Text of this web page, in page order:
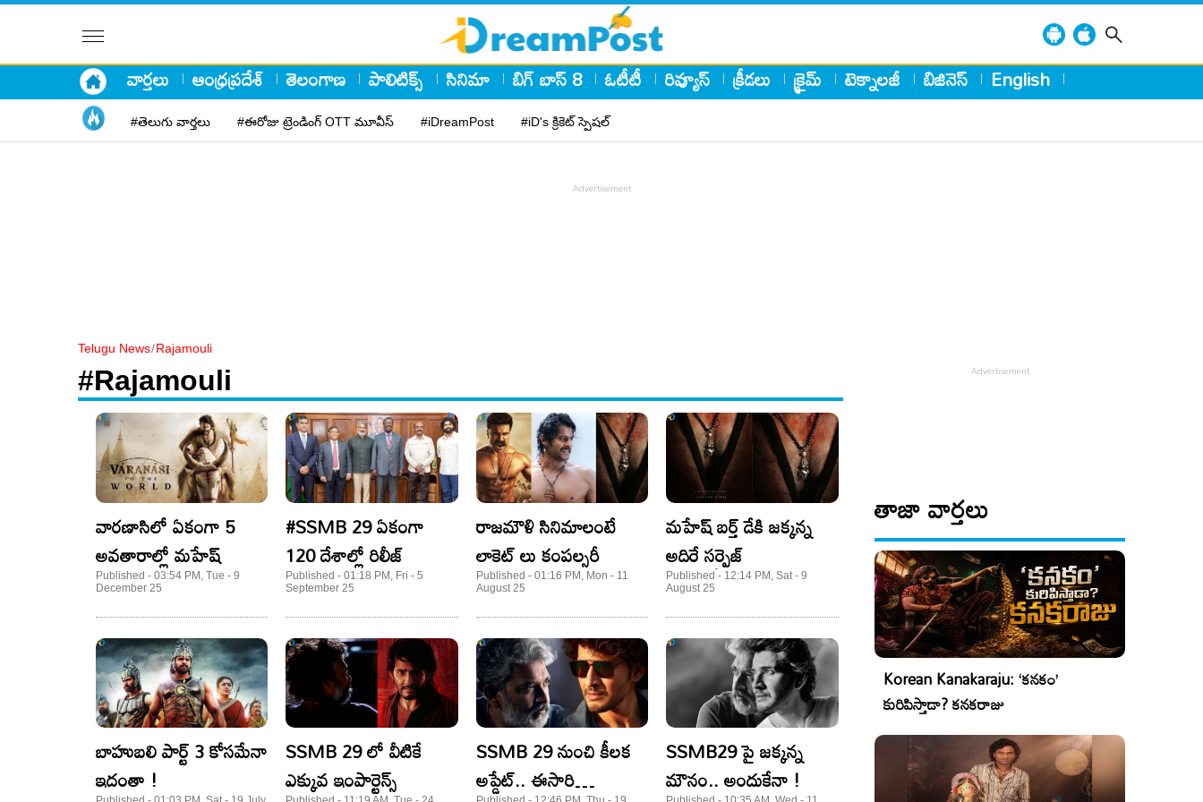
వార్తలు ఆంధ్రప్రదేశ్ తెలంగాణ పాలిటిక్స్ సినిమా బిగ్ బాస్ 8 ఓటీటీ రివ్యూస్ క్రీడలు క్రైమ్ టెక్నాలజీ బిజినెస్ English
#తెలుగు వార్తలు #ఈరోజు ట్రెండింగ్ OTT మూవీస్ #iDreamPost #iD's క్రికెట్ స్పెషల్
Telugu News/Rajamouli
#Rajamouli
వారణాసిలో ఏకంగా 5
అవతారాల్లో మహేష్
Published - 03:54 PM, Tue - 9
December 25
#SSMB 29 ఏకంగా
120 దేశాల్లో రిలీజ్
Published - 01:18 PM, Fri - 5
September 25
రాజమౌళి సినిమాలంటే
లాకెట్ లు కంపల్సరీ
Published - 01:16 PM, Mon - 11
August 25
మహేష్ బర్త్ డేకి జక్కన్న
అదిరే సర్ప్రైజ్
Published - 12:14 PM, Sat - 9
August 25
బాహుబలి పార్ట్ 3 కోసమేనా
ఇదంతా !
SSMB 29 లో వీటికే
ఎక్కువ ఇంపార్టెన్స్
SSMB 29 నుంచి కీలక
అప్డేట్.. ఈసారి
SSMB29 పై జక్కన్న
మౌనం.. అందుకేనా !
తాజా వార్తలు
Korean Kanakaraju: ‘కనకం’
కురిపిస్తాడా? కనకరాజు